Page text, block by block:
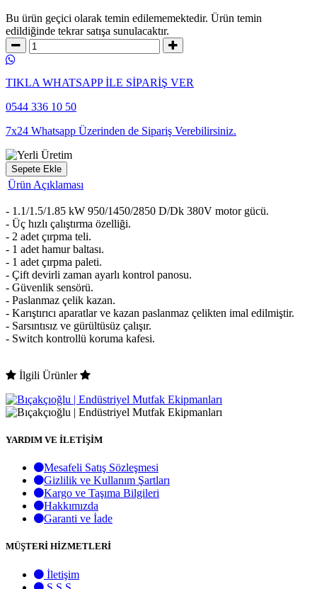
Bu ürün geçici olarak temin edilememektedir. Ürün temin
edildiğinde tekrar satışa sunulacaktır.
TIKLA WHATSAPP İLE SİPARİŞ VER
0544 336 10 50
7x24 Whatsapp Üzerinden de Sipariş Verebilirsiniz.
Sepete Ekle
Ürün Açıklaması
- 1.1/1.5/1.85 kW 950/1450/2850 D/Dk 380V motor gücü.
- Üç hızlı çalıştırma özelliği.
- 2 adet çırpma teli.
- 1 adet hamur baltası.
- 1 adet çırpma paleti.
- Çift devirli zaman ayarlı kontrol panosu.
- Güvenlik sensörü.
- Paslanmaz çelik kazan.
- Karıştırıcı aparatlar ve kazan paslanmaz çelikten imal edilmiştir.
- Sarsıntısız ve gürültüsüz çalışır.
- Switch kontrollü koruma kafesi.
İlgili Ürünler
YARDIM VE İLETİŞİM
Mesafeli Satış Sözleşmesi
Gizlilik ve Kullanım Şartları
Kargo ve Taşıma Bilgileri
Hakkımızda
Garanti ve İade
MÜŞTERİ HİZMETLERİ
İletişim